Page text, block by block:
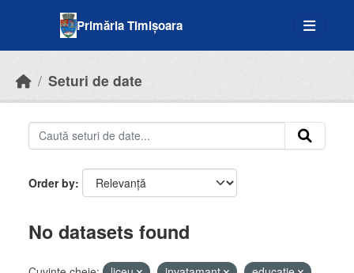
Primăria Timișoara
Seturi de date
Order by
No datasets found